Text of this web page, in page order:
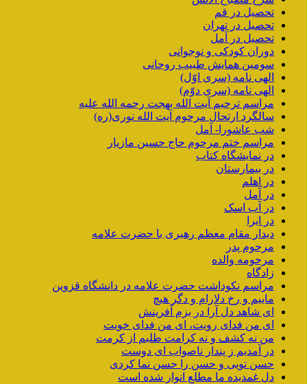
تحصیل در قم
تحصیل در تهران
تحصیل در آمل
دوران کودکی و نوجوانی
سومین همایش طبیب روحانی
الهی نامه (سری اوّل)
الهی نامه (سری دوّم)
مراسم ترحیم آیت الله بهجت رحمه الله علیه
سالگرد ارتحال مرحوم آیت الله نوری(ره)
شب عاشورا- آمل
مراسم ختم مرحوم حاج حسین مازیار
در نمایشگاه کتاب
در بیمارستان
در اهلم
در آمل
در آب اسک
در ایرا
دیدار مقام معظم رهبری با حضرت علامه
مرحوم پدر
مرحومه والده
زادگاه
مراسم نکوداشت حضرت علامه در دانشگاه قزوین
ماییم و رخ دلارام و دگر هیچ
ای شاهد دل آرا در بزم آفرینش
ای من فدای رویت، ای من فدای خویت
من نه کشف و نه کرامت طلبم از کرمت
در آمدیم ز پندار ناصواب ای دوست
حسن تویی و حسن را حسن نما کردی
دل غمدیده ما مطلع انوار شده است